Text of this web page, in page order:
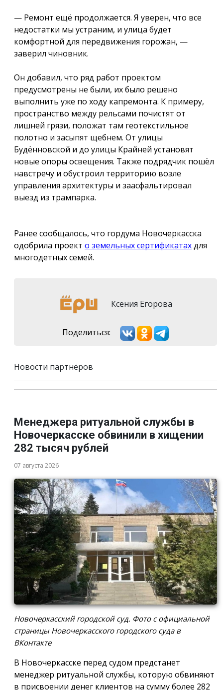
— Ремонт ещё продолжается. Я уверен, что все
недостатки мы устраним, и улица будет
комфортной для передвижения горожан, —
заверил чиновник.
Он добавил, что ряд работ проектом
предусмотрены не были, их было решено
выполнить уже по ходу капремонта. К примеру,
пространство между рельсами почистят от
лишней грязи, положат там геотекстильное
полотно и засыпят щебнем. От улицы
Будённовской и до улицы Крайней установят
новые опоры освещения. Также подрядчик пошёл
навстречу и обустроил территорию возле
управления архитектуры и заасфальтировал
выезд из трампарка.
Ранее сообщалось, что гордума Новочеркасска
одобрила проект о земельных сертификатахдля
многодетных семей.
Ксения Егорова
Поделиться:
Новости партнёров
Менеджера ритуальной службы в
Новочеркасске обвинили в хищении
282 тысяч рублей
07 августа 2026
Новочеркасский городской суд. Фото с официальной
страницы Новочеркасского городского суда в
ВКонтакте
В Новочеркасске перед судом предстанет
менеджер ритуальной службы, которую обвиняют
в присвоении денег клиентов на сумму более 282